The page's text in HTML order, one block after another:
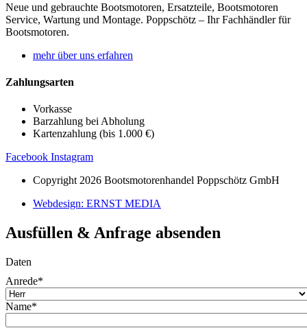
Neue und gebrauchte Bootsmotoren, Ersatzteile, Bootsmotoren
Service, Wartung und Montage. Poppschötz – Ihr Fachhändler für
Bootsmotoren.
mehr über uns erfahren
Zahlungsarten
Vorkasse
Barzahlung bei Abholung
Kartenzahlung (bis 1.000 €)
Facebook Instagram
Copyright 2026 Bootsmotorenhandel Poppschötz GmbH
Webdesign: ERNST MEDIA
Ausfüllen & Anfrage absenden
Daten
Anrede*
Name*